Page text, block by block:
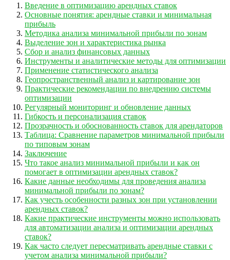
Введение в оптимизацию арендных ставок
Основные понятия: арендные ставки и минимальная
прибыль
Методика анализа минимальной прибыли по зонам
Выделение зон и характеристика рынка
Сбор и анализ финансовых данных
Инструменты и аналитические методы для оптимизации
Применение статистического анализа
Геопространственный анализ и картирование зон
Практические рекомендации по внедрению системы
оптимизации
Регулярный мониторинг и обновление данных
Гибкость и персонализация ставок
Прозрачность и обоснованность ставок для арендаторов
Таблица: Сравнение параметров минимальной прибыли
по типовым зонам
Заключение
Что такое анализ минимальной прибыли и как он
помогает в оптимизации арендных ставок?
Какие данные необходимы для проведения анализа
минимальной прибыли по зонам?
Как учесть особенности разных зон при установлении
арендных ставок?
Какие практические инструменты можно использовать
для автоматизации анализа и оптимизации арендных
ставок?
Как часто следует пересматривать арендные ставки с
учетом анализа минимальной прибыли?